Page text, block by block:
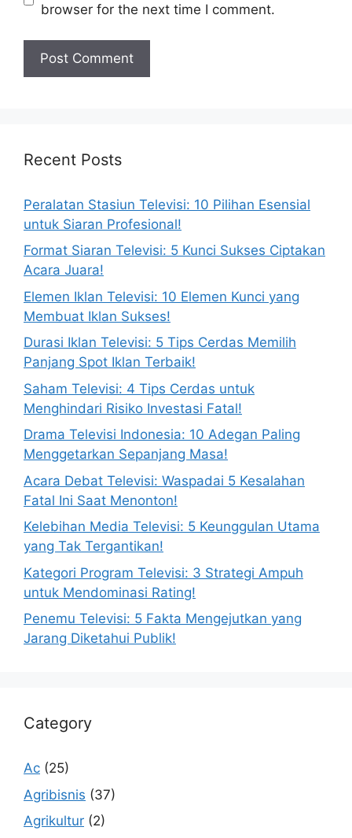
browser for the next time I comment.
Recent Posts
Peralatan Stasiun Televisi: 10 Pilihan Esensial
untuk Siaran Profesional!
Format Siaran Televisi: 5 Kunci Sukses Ciptakan
Acara Juara!
Elemen Iklan Televisi: 10 Elemen Kunci yang
Membuat Iklan Sukses!
Durasi Iklan Televisi: 5 Tips Cerdas Memilih
Panjang Spot Iklan Terbaik!
Saham Televisi: 4 Tips Cerdas untuk
Menghindari Risiko Investasi Fatal!
Drama Televisi Indonesia: 10 Adegan Paling
Menggetarkan Sepanjang Masa!
Acara Debat Televisi: Waspadai 5 Kesalahan
Fatal Ini Saat Menonton!
Kelebihan Media Televisi: 5 Keunggulan Utama
yang Tak Tergantikan!
Kategori Program Televisi: 3 Strategi Ampuh
untuk Mendominasi Rating!
Penemu Televisi: 5 Fakta Mengejutkan yang
Jarang Diketahui Publik!
Category
Ac (25)
Agribisnis (37)
Agrikultur (2)